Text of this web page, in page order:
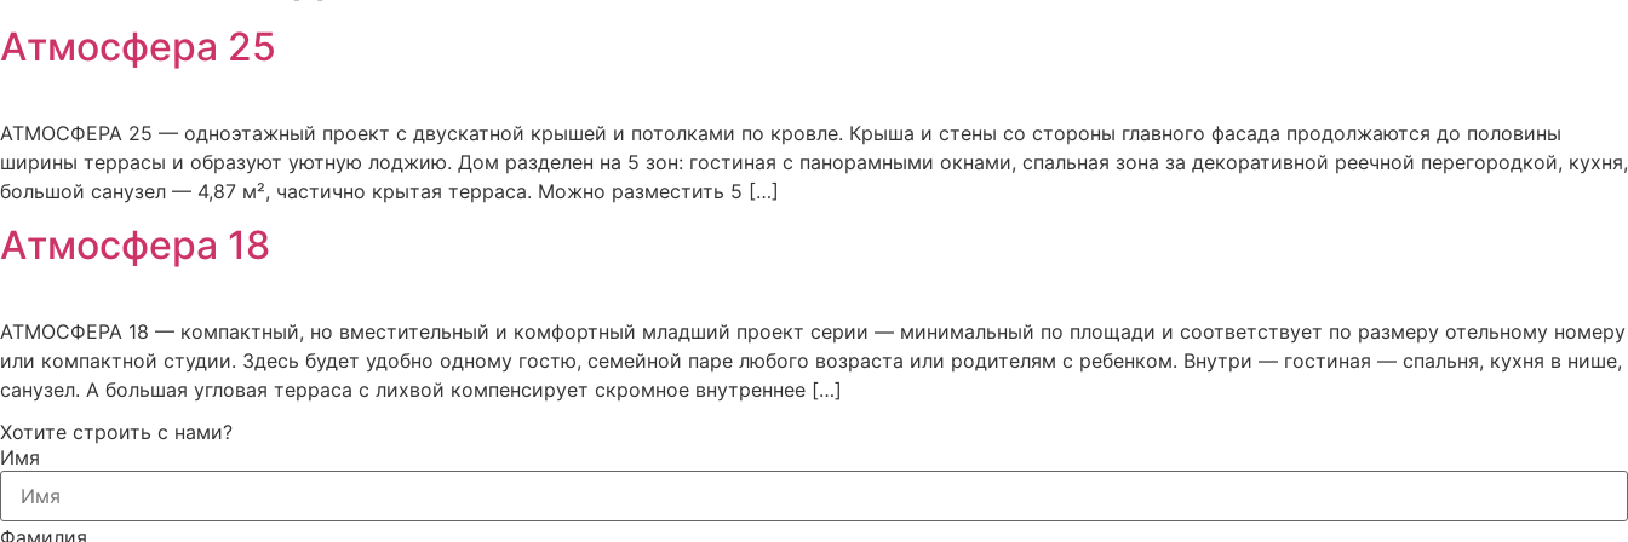
Атмосфера 25
АТМОСФЕРА 25 — одноэтажный проект с двускатной крышей и потолками по кровле. Крыша и стены со стороны главного фасада продолжаются до половины
ширины террасы и образуют уютную лоджию. Дом разделен на 5 зон: гостиная с панорамными окнами, спальная зона за декоративной реечной перегородкой, кухня,
большой санузел — 4,87 м², частично крытая терраса. Можно разместить 5 […]
Атмосфера 18
АТМОСФЕРА 18 — компактный, но вместительный и комфортный младший проект серии — минимальный по площади и соответствует по размеру отельному номеру
или компактной студии. Здесь будет удобно одному гостю, семейной паре любого возраста или родителям с ребенком. Внутри — гостиная — спальня, кухня в нише,
санузел. А большая угловая терраса с лихвой компенсирует скромное внутреннее […]
Хотите строить с нами?
Имя